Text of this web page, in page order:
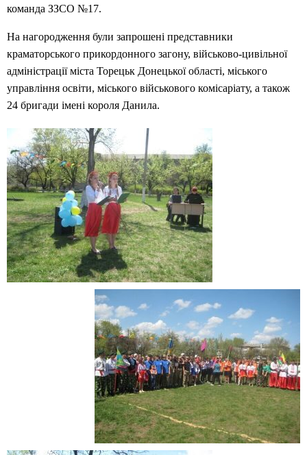
команда ЗЗСО №17.
На нагородження були запрошені представники
краматорського прикордонного загону, військово-цивільної
адміністрації міста Торецьк Донецької області, міського
управління освіти, міського військового комісаріату, а також
24 бригади імені короля Данила.